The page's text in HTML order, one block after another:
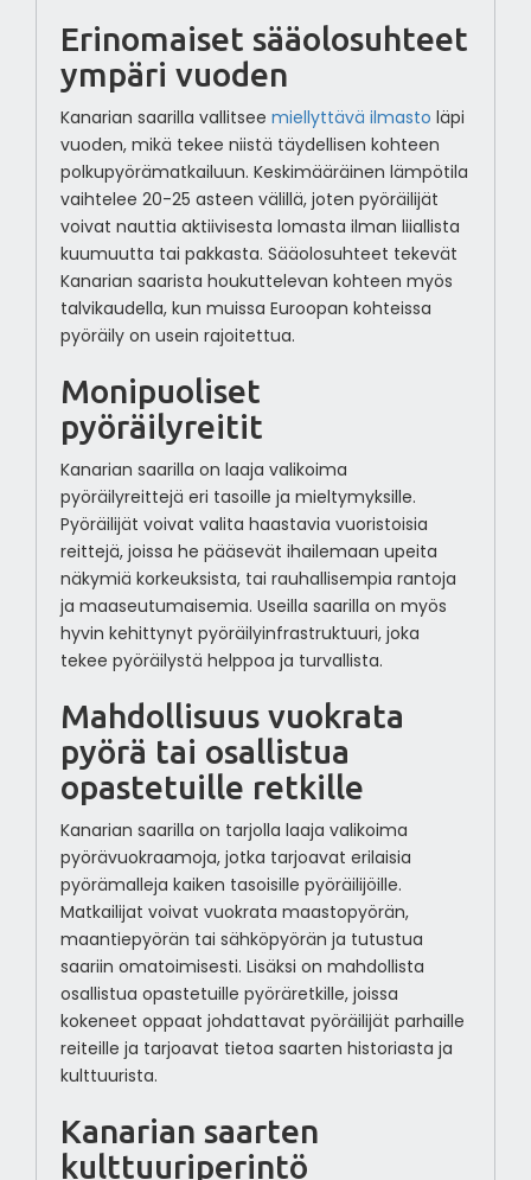
Erinomaiset sääolosuhteet
ympäri vuoden
Kanarian saarilla vallitsee miellyttävä ilmasto läpi
vuoden, mikä tekee niistä täydellisen kohteen
polkupyörämatkailuun. Keskimääräinen lämpötila
vaihtelee 20-25 asteen välillä, joten pyöräilijät
voivat nauttia aktiivisesta lomasta ilman liiallista
kuumuutta tai pakkasta. Sääolosuhteet tekevät
Kanarian saarista houkuttelevan kohteen myös
talvikaudella, kun muissa Euroopan kohteissa
pyöräily on usein rajoitettua.
Monipuoliset
pyöräilyreitit
Kanarian saarilla on laaja valikoima
pyöräilyreittejä eri tasoille ja mieltymyksille.
Pyöräilijät voivat valita haastavia vuoristoisia
reittejä, joissa he pääsevät ihailemaan upeita
näkymiä korkeuksista, tai rauhallisempia rantoja
ja maaseutumaisemia. Useilla saarilla on myös
hyvin kehittynyt pyöräilyinfrastruktuuri, joka
tekee pyöräilystä helppoa ja turvallista.
Mahdollisuus vuokrata
pyörä tai osallistua
opastetuille retkille
Kanarian saarilla on tarjolla laaja valikoima
pyörävuokraamoja, jotka tarjoavat erilaisia
pyörämalleja kaiken tasoisille pyöräilijöille.
Matkailijat voivat vuokrata maastopyörän,
maantiepyörän tai sähköpyörän ja tutustua
saariin omatoimisesti. Lisäksi on mahdollista
osallistua opastetuille pyöräretkille, joissa
kokeneet oppaat johdattavat pyöräilijät parhaille
reiteille ja tarjoavat tietoa saarten historiasta ja
kulttuurista.
Kanarian saarten
kulttuuriperintö